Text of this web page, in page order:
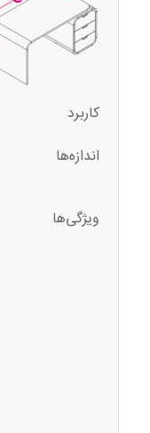
کاربرد
اندازه‌ها
ویژگی‌ها